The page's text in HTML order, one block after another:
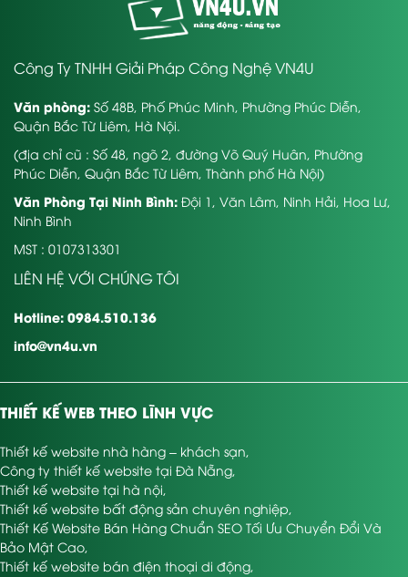
Công Ty TNHH Giải Pháp Công Nghệ VN4U
Văn phòng: Số 48B, Phố Phúc Minh, Phường Phúc Diễn,
Quận Bắc Từ Liêm, Hà Nội.
(địa chỉ cũ : Số 48, ngõ 2, đường Võ Quý Huân, Phường
Phúc Diễn, Quận Bắc Từ Liêm, Thành phố Hà Nội)
Văn Phòng Tại Ninh Bình: Đội 1, Văn Lâm, Ninh Hải, Hoa Lư,
Ninh Bình
MST : 0107313301
LIÊN HỆ VỚI CHÚNG TÔI
Hotline: 0984.510.136
info@vn4u.vn
THIẾT KẾ WEB THEO LĨNH VỰC
Thiết kế website nhà hàng – khách sạn,
Công ty thiết kế website tại Đà Nẵng,
Thiết kế website tại hà nội,
Thiết kế website bất động sản chuyên nghiệp,
Thiết Kế Website Bán Hàng Chuẩn SEO Tối Ưu Chuyển Đổi Và
Bảo Mật Cao,
Thiết kế website bán điện thoại di động,